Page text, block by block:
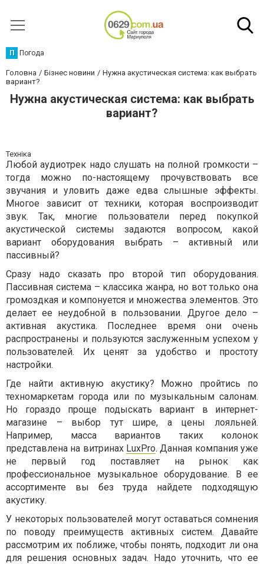
П Погода
Головна Бізнес новини
Нужна акустическая система: как выбрать
вариант?
Нужна акустическая система: как выбрать
вариант?
Техніка
Любой аудиотрек надо слушать на полной громкости –
тогда можно по-настоящему прочувствовать все
звучания и уловить даже едва слышные эффекты.
Многое зависит от техники, которая воспроизводит
звук. Так, многие пользователи перед покупкой
акустической системы задаются вопросом, какой
вариант оборудования выбрать – активный или
пассивный?
Сразу надо сказать про второй тип оборудования.
Пассивная система – классика жанра, но вот только она
громоздкая и компонуется и множества элементов. Это
делает ее неудобной в пользовании. Другое дело –
активная акустика. Последнее время они очень
распространены и пользуются заслуженным успехом у
пользователей. Их ценят за удобство и простоту
настройки.
Где найти активную акустику? Можно пройтись по
техномаркетам города или по музыкальным салонам.
Но гораздо проще подыскать вариант в интернет-
магазине – выбор тут шире, а цены лояльней.
Например, масса вариантов таких колонок
представлена на витринах LuxPro. Данная компания уже
не первый год поставляет на рынок как
профессиональное музыкальное оборудование. В ее
ассортименте вы без труда найдете подходящую
акустику.
У некоторых пользователей могут оставаться сомнения
по поводу преимуществ активных систем. Давайте
рассмотрим их поближе, чтобы понять, подходит ли она
для решения основных задач. Надо уточнить, что ее